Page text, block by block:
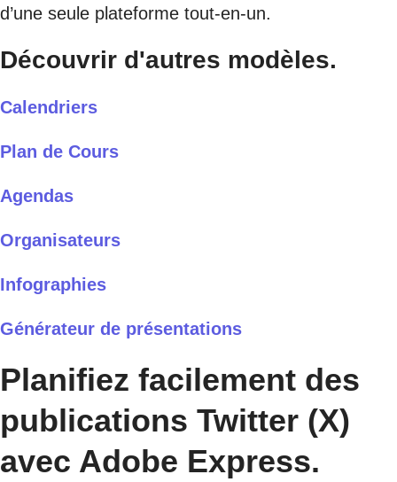
d’une seule plateforme tout-en-un.
Découvrir d'autres modèles.
Calendriers
Plan de Cours
Agendas
Organisateurs
Infographies
Générateur de présentations
Planifiez facilement des
publications Twitter (X)
avec Adobe Express.